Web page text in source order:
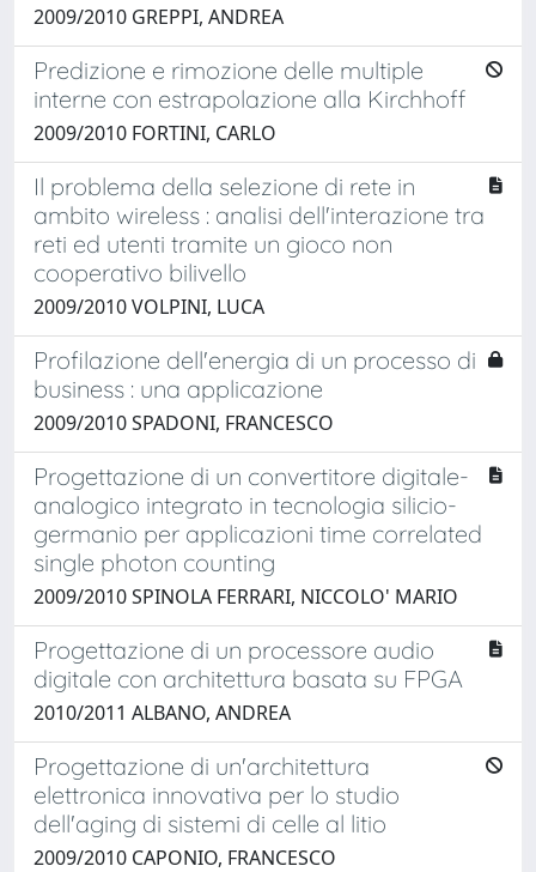
2009/2010 GREPPI, ANDREA
Predizione e rimozione delle multiple
interne con estrapolazione alla Kirchhoff
2009/2010 FORTINI, CARLO
Il problema della selezione di rete in
ambito wireless : analisi dell'interazione tra
reti ed utenti tramite un gioco non
cooperativo bilivello
2009/2010 VOLPINI, LUCA
Profilazione dell'energia di un processo di
business : una applicazione
2009/2010 SPADONI, FRANCESCO
Progettazione di un convertitore digitale-
analogico integrato in tecnologia silicio-
germanio per applicazioni time correlated
single photon counting
2009/2010 SPINOLA FERRARI, NICCOLO' MARIO
Progettazione di un processore audio
digitale con architettura basata su FPGA
2010/2011 ALBANO, ANDREA
Progettazione di un'architettura
elettronica innovativa per lo studio
dell'aging di sistemi di celle al litio
2009/2010 CAPONIO, FRANCESCO